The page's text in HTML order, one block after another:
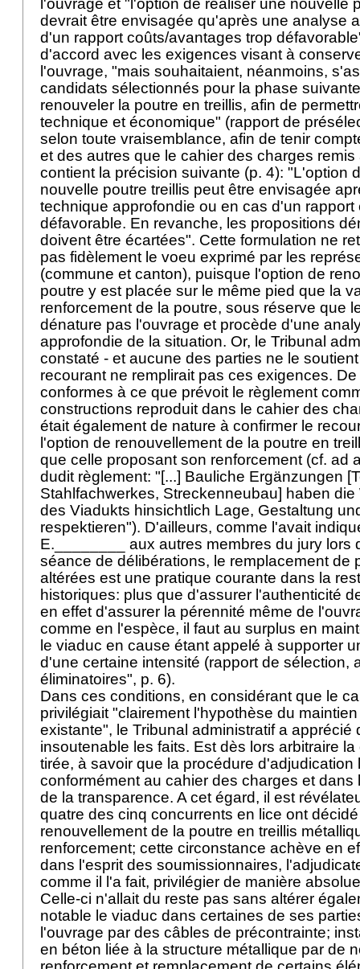
l'ouvrage et "l'option de réaliser une nouvelle
devrait être envisagée qu'après une analyse
d'un rapport coûts/avantages trop
d'accord avec les exigences visant à
l'ouvrage, "mais souhaitaient, néanmoins,
candidats sélectionnés pour la phase
renouveler la poutre en treillis, afin de
technique et économique" (rapport de
selon toute vraisemblance, afin de tenir
et des autres que le cahier des charges
contient la précision suivante (p. 4): "L'option
nouvelle poutre treillis peut être envisagée
technique approfondie ou en cas d'un
défavorable. En revanche, les propositions
doivent être écartées". Cette formulation ne
pas fidèlement le voeu exprimé par les
(commune et canton), puisque l'option de
poutre y est placée sur le même pied que la
renforcement de la poutre, sous réserve que
dénature pas l'ouvrage et procède d'une
approfondie de la situation. Or, le Tribunal
constaté - et aucune des parties ne le
recourant ne remplirait pas ces exigences.
conformes à ce que prévoit le règlement
constructions reproduit dans le cahier des
était également de nature à confirmer le
l'option de renouvellement de la poutre en
que celle proposant son renforcement (cf. ad
dudit règlement: "[...] Bauliche Ergänzungen
Stahlfachwerkes, Streckenneubau] haben
des Viadukts hinsichtlich Lage, Gestaltung
respektieren"). D'ailleurs, comme l'avait
E.________ aux autres membres du jury lors
séance de délibérations, le remplacement de
altérées est une pratique courante dans la
historiques: plus que d'assurer l'authenticité
en effet d'assurer la pérennité même de
comme en l'espèce, il faut au surplus en
le viaduc en cause étant appelé à supporter
d'une certaine intensité (rapport de sélection,
éliminatoires", p. 6).
Dans ces conditions, en considérant que le
privilégiait "clairement l'hypothèse du
existante", le Tribunal administratif a apprécié
insoutenable les faits. Est dès lors arbitraire
tirée, à savoir que la procédure d'adjudication
conformément au cahier des charges et dans
de la transparence. A cet égard, il est
quatre des cinq concurrents en lice ont
renouvellement de la poutre en treillis
renforcement; cette circonstance achève en
dans l'esprit des soumissionnaires,
comme il l'a fait, privilégier de manière
Celle-ci n'allait du reste pas sans altérer
notable le viaduc dans certaines de ses
l'ouvrage par des câbles de précontrainte;
en béton liée à la structure métallique par de